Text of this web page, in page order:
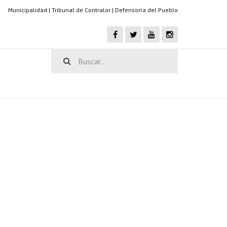
Municipalidad | Tribunal de Contralor | Defensoría del Pueblo